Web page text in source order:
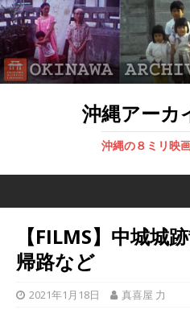
沖縄アーカ
沖縄の８ミリ映
【FILMS】中城城
帰路など
2021年1月18日 真喜屋 力